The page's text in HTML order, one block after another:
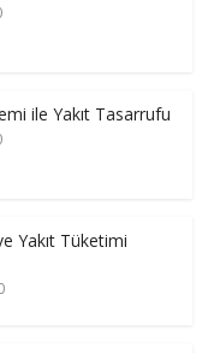
ile Yakıt Tasarrufu
Yakıt Tüketimi